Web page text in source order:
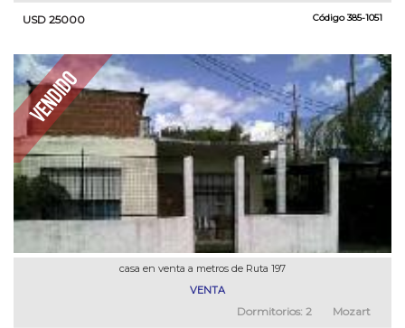
Código385-1051
USD 25000
casa en venta a metros de Ruta 197
VENTA
Mozart
Dormitorios: 2